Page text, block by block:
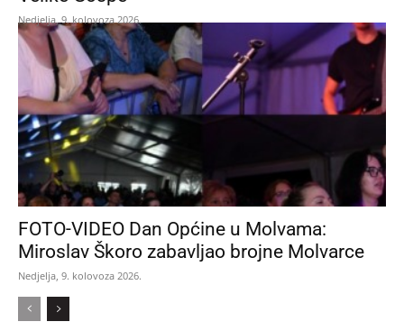
Nedjelja, 9. kolovoza 2026.
FOTO-VIDEO Dan Općine u Molvama:
Miroslav Škoro zabavljao brojne Molvarce
Nedjelja, 9. kolovoza 2026.